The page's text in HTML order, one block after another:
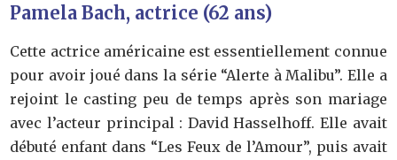
Pamela Bach, actrice (62 ans)
Cette actrice américaine est essentiellement connue
pour avoir joué dans la série “Alerte à Malibu”. Elle a
rejoint le casting peu de temps après son mariage
avec l’acteur principal : David Hasselhoff. Elle avait
débuté enfant dans “Les Feux de l’Amour”, puis avait